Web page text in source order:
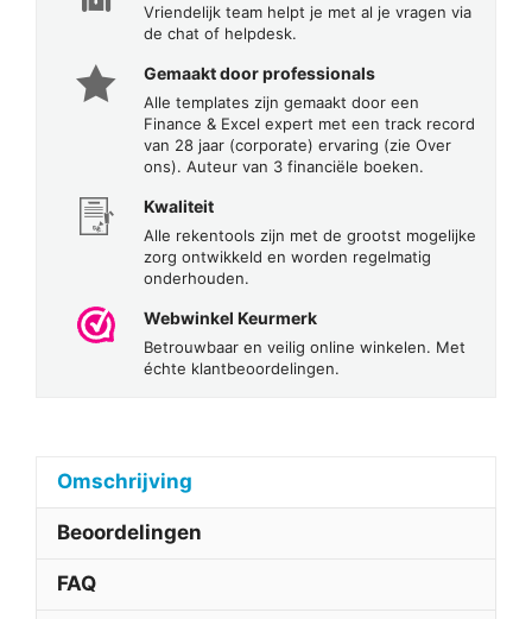
Vriendelijk team helpt je met al je vragen via
de chat of helpdesk.
Gemaakt door professionals
Alle templates zijn gemaakt door een
Finance & Excel expert met een track record
van 28 jaar (corporate) ervaring (zie Over
ons). Auteur van 3 financiële boeken.
Kwaliteit
Alle rekentools zijn met de grootst mogelijke
zorg ontwikkeld en worden regelmatig
onderhouden.
Webwinkel Keurmerk
Betrouwbaar en veilig online winkelen. Met
échte klantbeoordelingen.
Omschrijving
Beoordelingen
FAQ